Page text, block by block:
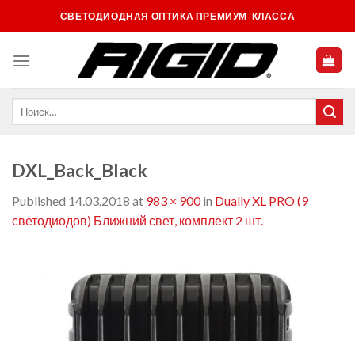
to
СВЕТОДИОДНАЯ ОПТИКА ПРЕМИУМ-КЛАССА
DXL_Back_Black
Published 14.03.2018 at 983 × 900in Dually XL PRO (9
светодиодов) Ближний свет, комплект 2 шт.